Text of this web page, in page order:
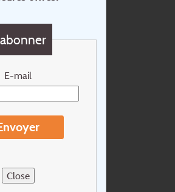
E-mail
Close
Contact
Questions?
Newsletter
de voyage
Sitemap